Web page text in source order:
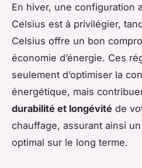
En hiver, une configuration
Celsius est à privilégier,
Celsius offre un bon
économie d’énergie. Ces
seulement d’optimiser la
énergétique, mais
durabilité et longévité de
chauffage, assurant ainsi
optimal sur le long terme.